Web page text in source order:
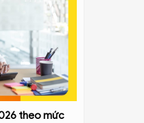
theo mức